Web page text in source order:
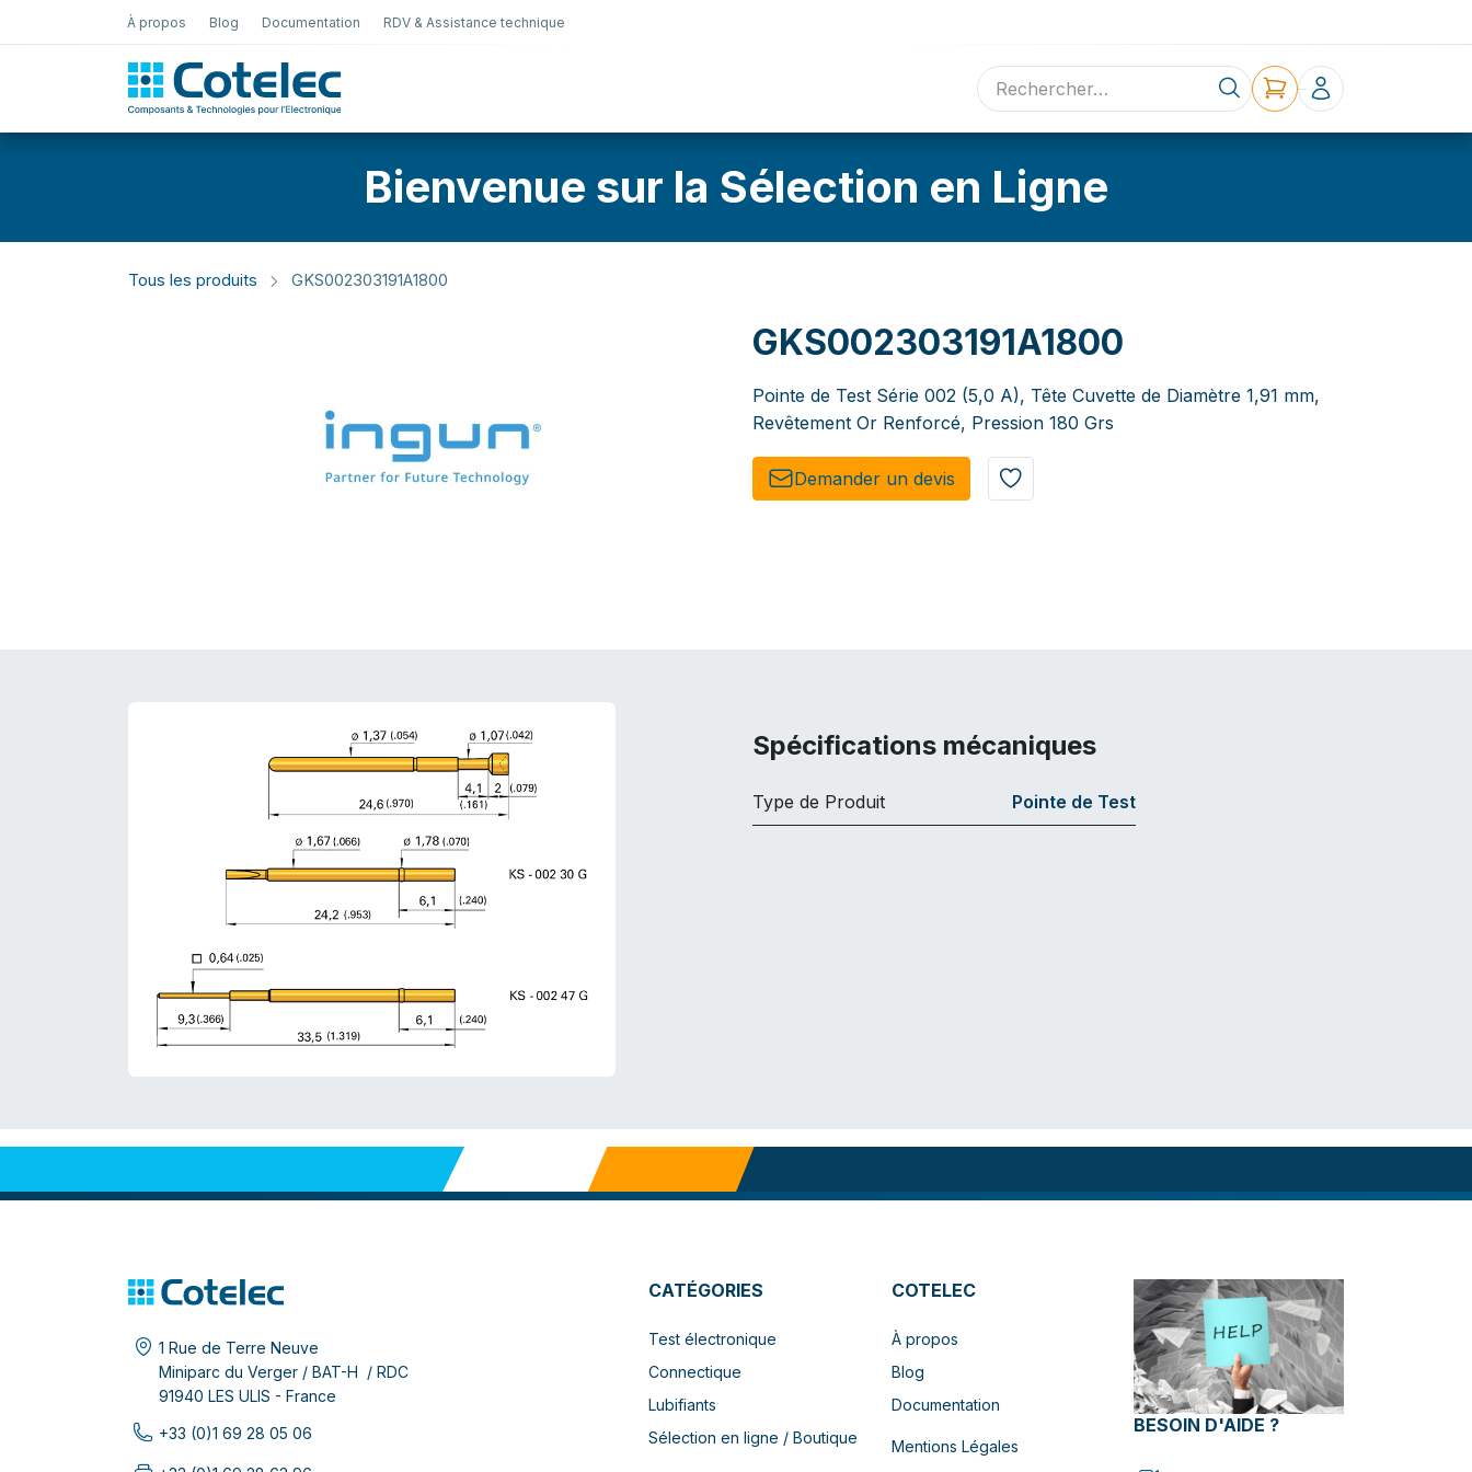
À propos Blog Documentation RDV & Assistance technique
Sélection en ligne Contact
Bienvenue sur la Sélection en Ligne
Tous les produits GKS002303191A1800
GKS002303191A1800
Pointe de Test Série 002 (5,0 A), Tête Cuvette de Diamètre 1,91 mm,
Revêtement Or Renforcé, Pression 180 Grs
Demander un de​​vis​​
Spécifications mécaniques
Type de Produit Pointe de Test
1 Rue de Terre Neuve
Miniparc du Verger / BAT-H / RDC
91940 LES ULIS - France
+33 (0)1 69 28 05 06
CATÉGORIES
Test électronique
Connectique
Lubifiants
Sélection en ligne / Boutique
COTELEC
À propos
Blog
Documentation
Mentions Légales
BESOIN D'AIDE ?